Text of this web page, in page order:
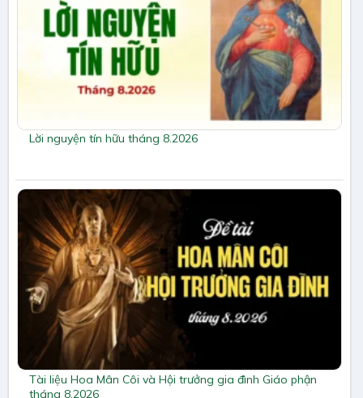
Lời nguyện tín hữu tháng 8.2026
Tài liệu Hoa Mân Côi và Hội trưởng gia đình Giáo phận
tháng 8.2026